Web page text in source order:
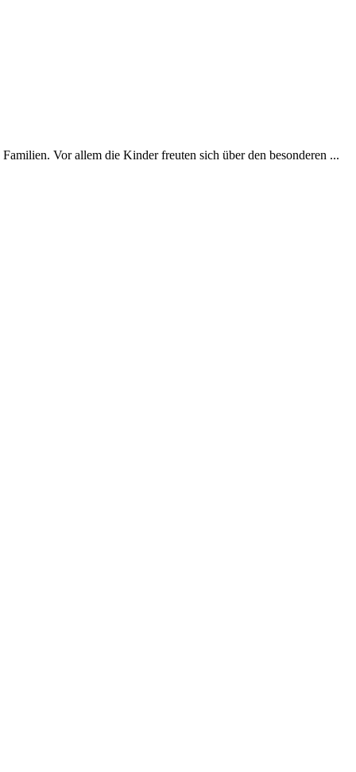
Vor allem die Kinder freuten sich über den besonderen ...